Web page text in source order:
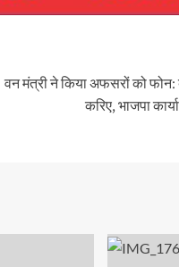
वन मंत्री ने किया अफसरों को
करिए, भाजपा